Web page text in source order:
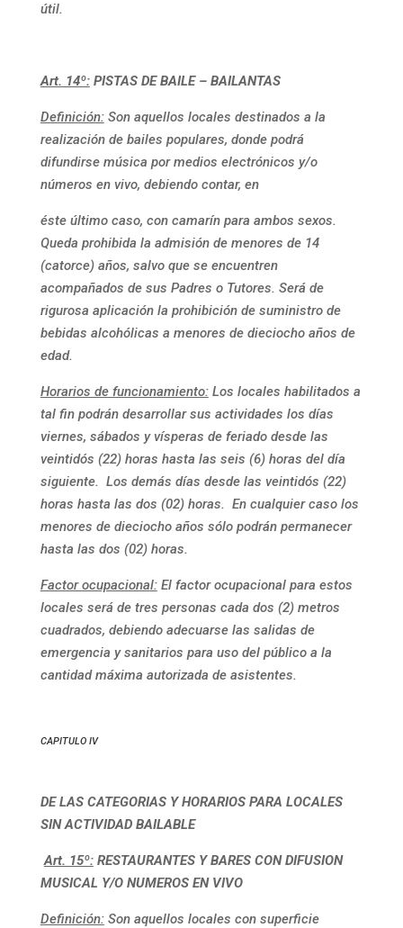
útil.
Art. 14º: PISTAS DE BAILE – BAILANTAS
Definición:Son aquellos locales destinados a la
realización de bailes populares, donde podrá
difundirse música por medios electrónicos y/o
números en vivo, debiendo contar, en
éste último caso, con camarín para ambos sexos.
Queda prohibida la admisión de menores de 14
(catorce) años, salvo que se encuentren
acompañados de sus Padres o Tutores. Será de
rigurosa aplicación la prohibición de suministro de
bebidas alcohólicas a menores de dieciocho años de
edad.
Horarios de funcionamiento:Los locales habilitados a
tal fin podrán desarrollar sus actividades los días
viernes, sábados y vísperas de feriado desde las
veintidós (22) horas hasta las seis (6) horas del día
siguiente. Los demás días desde las veintidós (22)
horas hasta las dos (02) horas. En cualquier caso los
menores de dieciocho años sólo podrán permanecer
hasta las dos (02) horas.
Factor ocupacional:El factor ocupacional para estos
locales será de tres personas cada dos (2) metros
cuadrados, debiendo adecuarse las salidas de
emergencia y sanitarios para uso del público a la
cantidad máxima autorizada de asistentes.
CAPITULO IV
DE LAS CATEGORIAS Y HORARIOS PARA LOCALES
SIN ACTIVIDAD BAILABLE
Art. 15º: RESTAURANTES Y BARES CON DIFUSION
MUSICAL Y/O NUMEROS EN VIVO
Definición:Son aquellos locales con superficie